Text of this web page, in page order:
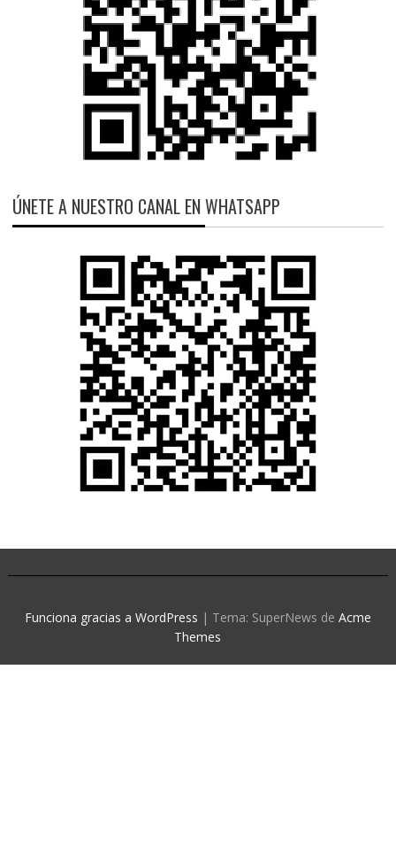
ÚNETE A NUESTRO CANAL EN WHATSAPP
Funciona gracias a WordPress | Tema: SuperNews de Acme
Themes